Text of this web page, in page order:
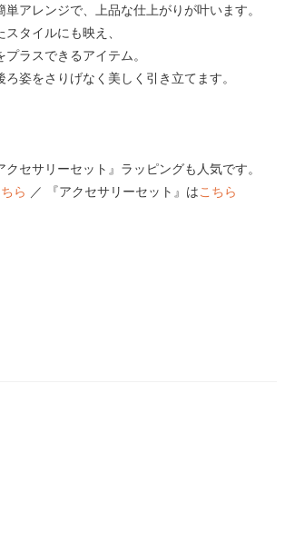
アレンジで、上品な仕上がりが叶います。
タイルにも映え、
ラスできるアイテム。
姿をさりげなく美しく引き立てます。
セサリーセット』ラッピングも人気です。
ら ／ 『アクセサリーセット』はこちら